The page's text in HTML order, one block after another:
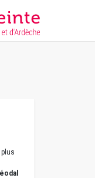
)
the default styling